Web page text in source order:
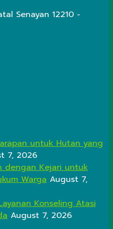
Senayan 12210 -
untuk Hutan yang
7, 2026
dengan Kejari untuk
Warga August 7,
Konseling Atasi
August 7, 2026